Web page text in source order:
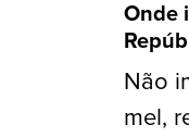
Onde
Não
mel,